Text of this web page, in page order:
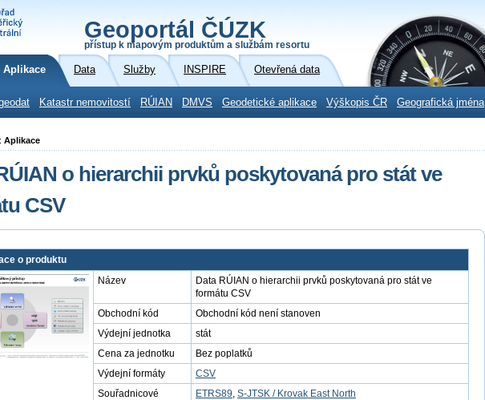
Geoportál ČÚZK
přístup k mapovým produktům a službám resortu
Aplikace Data Služby INSPIRE Otevřená data
Katastr nemovitostí RÚIAN DMVS Geodetické aplikace Výškopis ČR Geografická jména
Aplikace
o hierarchii prvků poskytovaná pro stát ve
CSV
o produktu
Název
Data RÚIAN o hierarchii prvků poskytovaná pro stát ve
formátu CSV
Obchodní kód
Obchodní kód není stanoven
Výdejní jednotka
stát
Cena za jednotku
Bez poplatků
Výdejní formáty
CSV
Souřadnicové
ETRS89, S-JTSK / Krovak East North